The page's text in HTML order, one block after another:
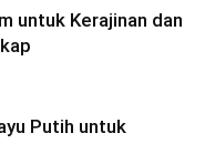
untuk Kerajinan dan
Putih untuk